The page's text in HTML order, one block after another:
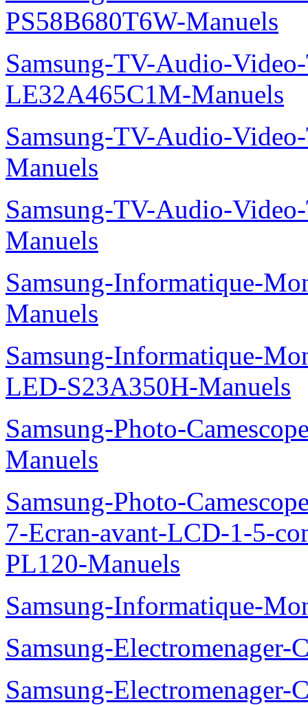
PS58B680T6W-Manuels
Samsung-TV-Audio-
LE32A465C1M-Manuels
Samsung-TV-Audio-
Manuels
Samsung-TV-Audio-
Manuels
Samsung-Informatique-
Manuels
Samsung-Informatique-
LED-S23A350H-Manuels
Samsung-Photo-
Manuels
Samsung-Photo-
7-Ecran-avant-LCD-1-5-
PL120-Manuels
Samsung-Informatique-
Samsung-
Samsung-Electromenager-